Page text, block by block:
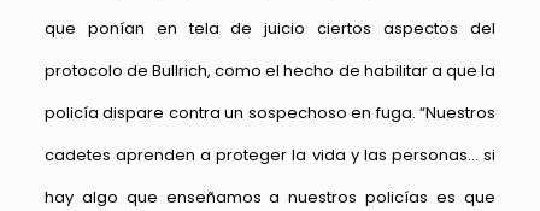
que ponían en tela de juicio ciertos aspectos del
protocolo de Bullrich, como el hecho de habilitar a que la
policía dispare contra un sospechoso en fuga. “Nuestros
cadetes aprenden a proteger la vida y las personas… si
hay algo que enseñamos a nuestros policías es que